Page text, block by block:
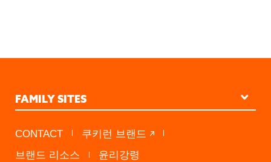
CONTACT
쿠키런 브랜드
브랜드 리소스
윤리강령
FAMILY SITES
STUDIO KINGDOM
PRESS A